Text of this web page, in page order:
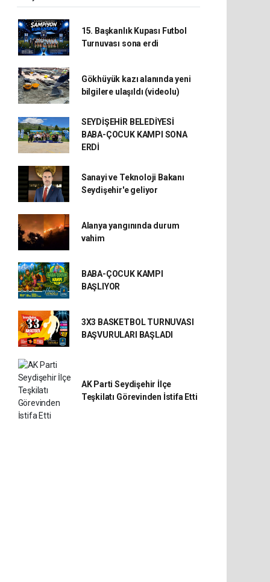
15. Başkanlık Kupası Futbol
Turnuvası sona erdi
Gökhüyük kazı alanında yeni
bilgilere ulaşıldı (videolu)
SEYDİŞEHİR BELEDİYESİ
BABA-ÇOCUK KAMPI SONA
ERDİ
Sanayi ve Teknoloji Bakanı
Seydişehir'e geliyor
Alanya yangınında durum
vahim
BABA-ÇOCUK KAMPI
BAŞLIYOR
3X3 BASKETBOL TURNUVASI
BAŞVURULARI BAŞLADI
AK Parti Seydişehir İlçe
Teşkilatı Görevinden İstifa Etti